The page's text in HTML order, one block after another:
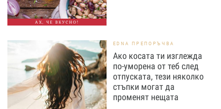
АХ, ЧЕ ВКУСНО!
EDNA ПРЕПОРЪЧВА
Ако косата ти изглежда
по-уморена от теб след
отпуската, тези няколко
стъпки могат да
променят нещата